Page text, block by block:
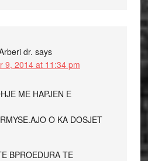
dr. says
9, 2014 at 11:34 pm
ME HAPJEN E
O KA DOSJET
BPROEDURA TE